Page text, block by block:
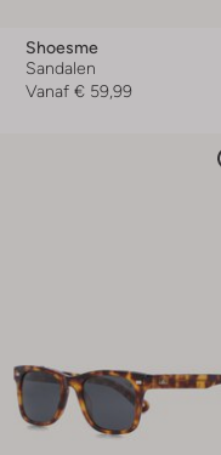
Shoesme
Sandalen
Vanaf € 59,99